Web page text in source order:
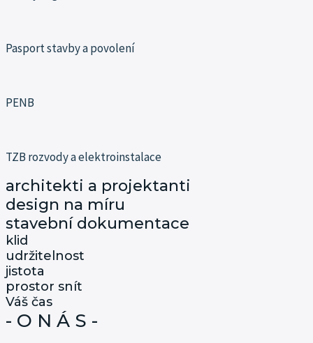
Pasport stavby a povolení
PENB
TZB rozvody a elektroinstalace
architekti a projektanti
design na míru
stavební dokumentace
klid
udržitelnost
jistota
prostor snít
Váš čas
- O N Á S -